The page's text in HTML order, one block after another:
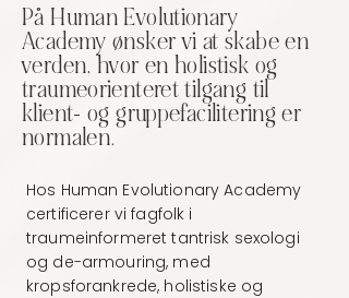
På Human Evolutionary
Academy ønsker vi at skabe en
verden, hvor en holistisk og
traumeorienteret tilgang til
klient- og gruppefacilitering er
normalen.
Hos Human Evolutionary Academy
certificerer vi fagfolk i
traumeinformeret tantrisk sexologi
og de-armouring, med
kropsforankrede, holistiske og